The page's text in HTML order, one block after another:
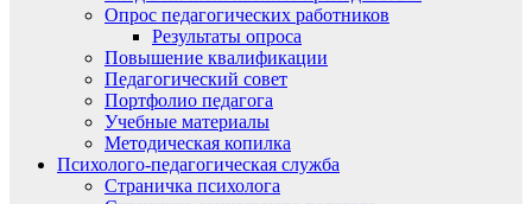
Опрос педагогических работников
Результаты опроса
Повышение квалификации
Педагогический совет
Портфолио педагога
Учебные материалы
Методическая копилка
Психолого-педагогическая служба
Страничка психолога